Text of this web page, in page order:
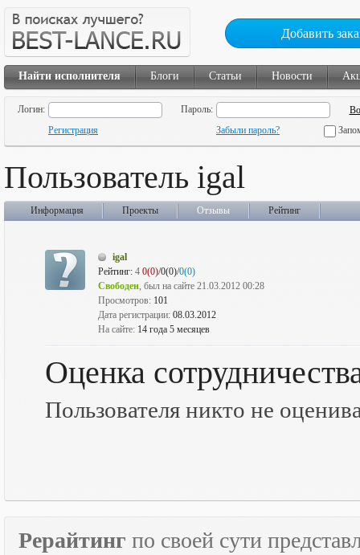
Добавить
Найти исполнителя Блоги Статьи Новости
Логин:
Пароль:
Регистрация
Забыли пароль?
Пользователь igal
Информация Проекты Отзывы Рейтинг
igal
Рейтинг: 4 0(0)/0(0)/0(0)
Свободен, был на сайте 21.03.2012 00:28
Просмотров: 101
Дата регистрации: 08.03.2012
На сайте: 14 года 5 месяцев
Оценка
Пользователя никто не
Рерайтинг по своей сути